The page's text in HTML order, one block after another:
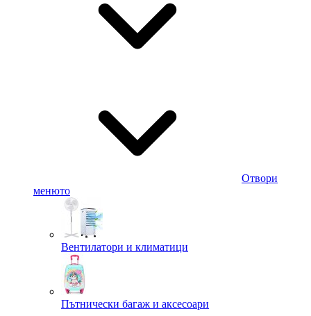
Отвори
менюто
Вентилатори и климатици
Пътнически багаж и аксесоари